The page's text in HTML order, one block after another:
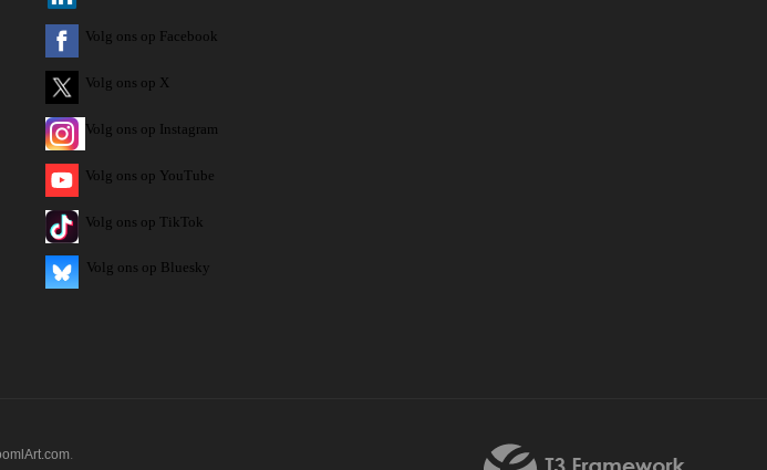
Volg ons op Facebook
Volg ons op X
Volg ons op Instagram
Volg ons op YouTube
Volg ons op TikTok
Volg ons op Bluesky